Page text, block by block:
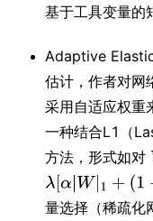
基于工具变量的
Adaptive
估计，作者对网
采用自适应权重
一种结合L1（
方法，形式如对
量选择（稀疏化